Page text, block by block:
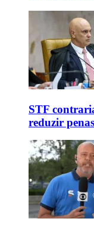
STF
reduzir